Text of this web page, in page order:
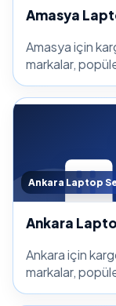
Amasya
Amasya için
markalar,
Ankara Laptop
Ankara
Ankara için
markalar,